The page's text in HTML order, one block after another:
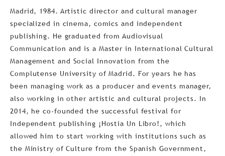
Madrid, 1984. Artistic director and cultural manager
specialized in cinema, comics and independent
publishing. He graduated from Audiovisual
Communication and is a Master in International Cultural
Management and Social Innovation from the
Complutense University of Madrid. For years he has
been managing work as a producer and events manager,
also working in other artistic and cultural projects. In
2014, he co-founded the successful festival for
Independent publishing ¡Hostia Un Libro!, which
allowed him to start working with institutions such as
the Ministry of Culture from the Spanish Government,